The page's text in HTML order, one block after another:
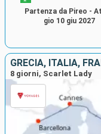
Partenza da Pireo -
gio 10 giu 2027
GRECIA, ITALIA,
8 giorni, Scarlet Lady